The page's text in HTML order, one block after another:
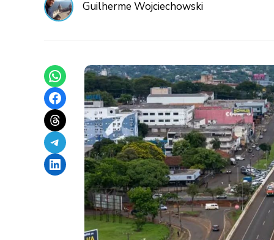
Guilherme Wojciechowski
Share on WhatsApp
Share on Facebook
Share on Threads
Share on Telegram
Share on LinkedIn